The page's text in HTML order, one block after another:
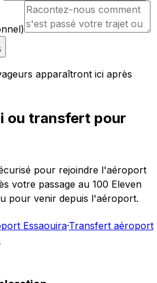
apparaîtront ici après
ou transfert pour
pour rejoindre l'aéroport
votre passage au 100 Eleven
pour venir depuis l'aéroport.
Essaouira·Transfert aéroport